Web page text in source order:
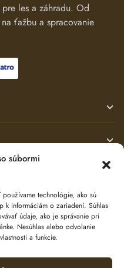
súbormi
používame technológie, ako sú
k informáciám o zariadení. Súhlas
údaje, ako je správanie pri
Nesúhlas alebo odvolanie
a funkcie.
les a záhradu. Od
ťažbu a spracovanie